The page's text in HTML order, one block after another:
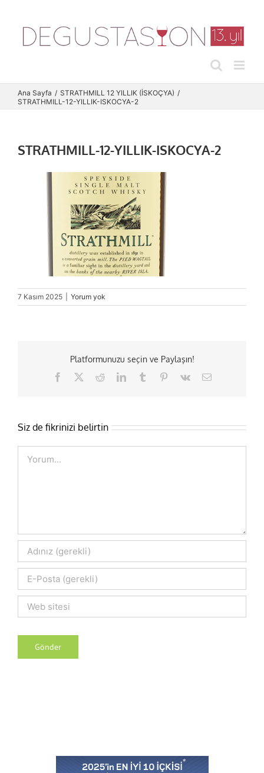
content
Ana Sayfa
STRATHMILL 12 YILLIK (İSKOÇYA)
STRATHMILL-12-YILLIK-ISKOCYA-2
STRATHMILL-12-YILLIK-ISKOCYA-2
7 Kasım 2025 Yorum yok
Platformunuzu seçin ve Paylaşın!
Facebook RedditLinkedInTumblr Pinterest
Vk
E-
Siz de fikrinizi belirtin